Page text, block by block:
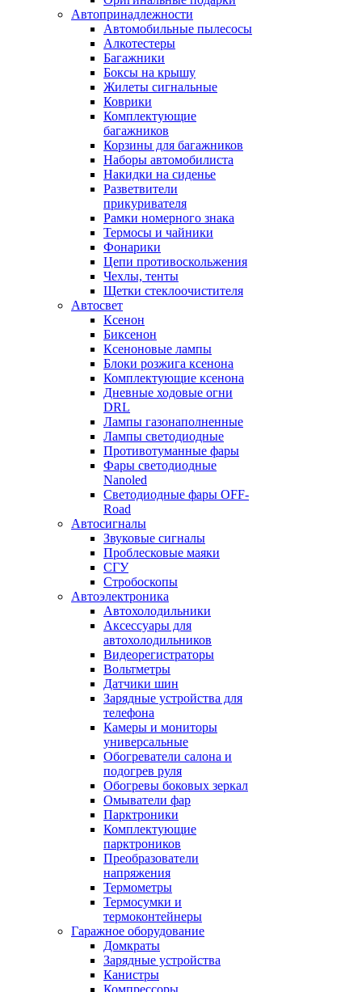
Автопринадлежности
Автомобильные пылесосы
Алкотестеры
Багажники
Боксы на крышу
Жилеты сигнальные
Коврики
Комплектующие
багажников
Корзины для багажников
Наборы автомобилиста
Накидки на сиденье
Разветвители
прикуривателя
Рамки номерного знака
Термосы и чайники
Фонарики
Цепи противоскольжения
Чехлы, тенты
Щетки стеклоочистителя
Автосвет
Ксенон
Биксенон
Ксеноновые лампы
Блоки розжига ксенона
Комплектующие ксенона
Дневные ходовые огни
DRL
Лампы газонаполненные
Лампы светодиодные
Противотуманные фары
Фары светодиодные
Nanoled
Светодиодные фары OFF-
Road
Автосигналы
Звуковые сигналы
Проблесковые маяки
СГУ
Стробоскопы
Автоэлектроника
Автохолодильники
Аксессуары для
автохолодильников
Видеорегистраторы
Вольтметры
Датчики шин
Зарядные устройства для
телефона
Камеры и мониторы
универсальные
Обогреватели салона и
подогрев руля
Обогревы боковых зеркал
Омыватели фар
Парктроники
Комплектующие
парктроников
Преобразователи
напряжения
Термометры
Термосумки и
термоконтейнеры
Гаражное оборудование
Домкраты
Зарядные устройства
Канистры
Компрессоры